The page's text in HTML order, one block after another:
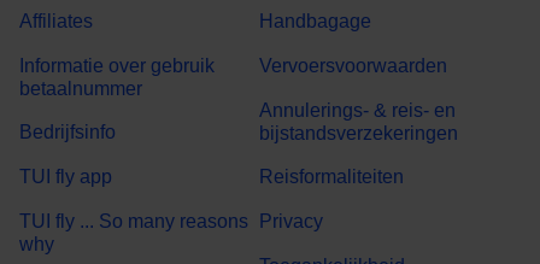
Affiliates
Informatie over gebruik
betaalnummer
Bedrijfsinfo
TUI fly app
TUI fly ... So many reasons
why
Handbagage
Vervoersvoorwaarden
Annulerings- & reis- en
bijstandsverzekeringen
Reisformaliteiten
Privacy